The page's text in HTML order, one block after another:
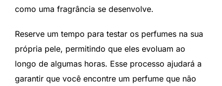
como uma fragrância se desenvolve.
Reserve um tempo para testar os perfumes na sua
própria pele, permitindo que eles evoluam ao
longo de algumas horas. Esse processo ajudará a
garantir que você encontre um perfume que não